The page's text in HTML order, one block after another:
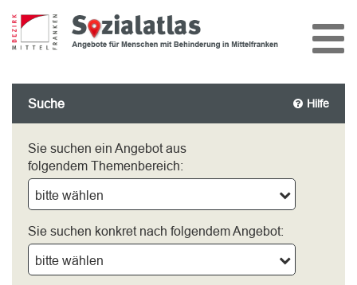
Suche Hilfe
Sie suchen ein Angebot aus
folgendem Themenbereich:
bitte wählen
Sie suchen konkret nach folgendem Angebot:
bitte wählen